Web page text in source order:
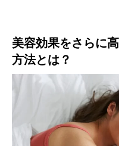
美容効果をさらに
方法とは？